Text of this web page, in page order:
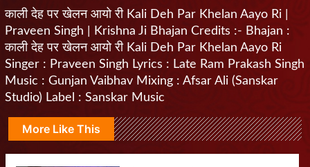
काली देह पर खेलन आयो री Kali Deh Par Khelan Aayo Ri |
Praveen Singh | Krishna Ji Bhajan Credits :- Bhajan :
काली देह पर खेलन आयो री Kali Deh Par Khelan Aayo Ri
Singer : Praveen Singh Lyrics : Late Ram Prakash Singh
Music : Gunjan Vaibhav Mixing : Afsar Ali (Sanskar
Studio) Label : Sanskar Music
More Like This